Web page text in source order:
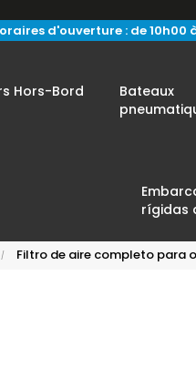
d'ouverture : de
Hors-Bord
Bateaux
rígidas
Filtro de aire completo para